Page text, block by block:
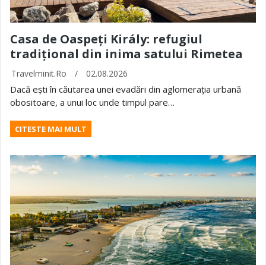
Casa de Oaspeți Király: refugiul
tradițional din inima satului Rimetea
Travelminit.ro / 02.08.2026
Dacă ești în căutarea unei evadări din aglomerația urbană
obositoare, a unui loc unde timpul pare…
CITESTE MAI MULT